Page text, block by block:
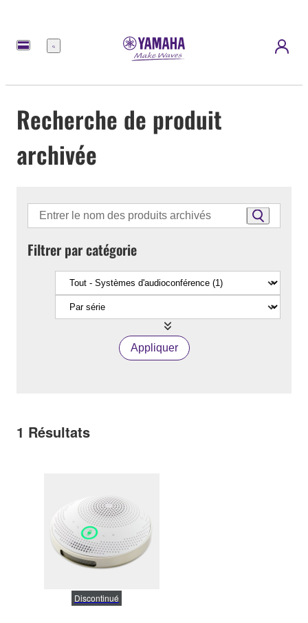
Menu
Recherche de produit
archivée
Filtrer par catégorie
Appliquer
1 Résultats
Discontinué